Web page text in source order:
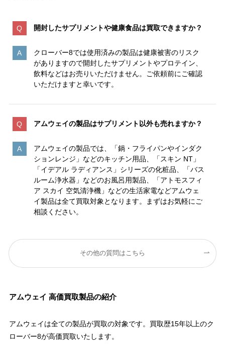
開封したサプリメントや健康食品は買取できますか？
クローバー8では使用済みの製品は健康被害のリスク
がありますので開封したサプリメントやプロテイン、
飲料などはお売りいただけません。ご依頼前にご確認
いただけますと幸いです。
アムウェイの製品はサプリメント以外も売れますか？
アムウェイの製品では、「鍋・フライパンやインダク
ションレンジ」などのキッチン用品、「スキン NT」
「イデアル ラディアンス」シリーズの化粧品、「バス
ルーム浄水器」などのお風呂用製品、「アトモスフィ
ア スカイ 空気清浄機」などの生活家電などアムウェ
イ製品は全て買取対象となります。まずはお気軽にご
相談ください。
その他の質問はこちら
アムウェイ 高価買取製品の紹介
アムウェイは全ての製品が買取の対象です。買取歴15年以上のク
ローバー8が高価買取いたします。